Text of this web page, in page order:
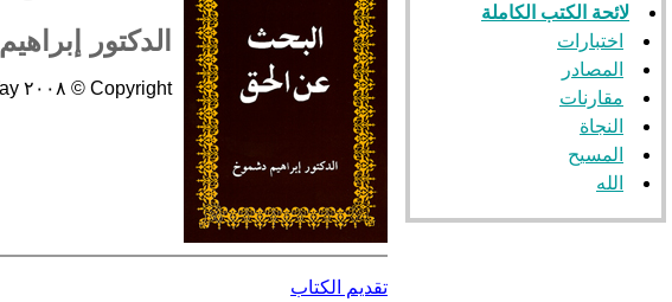
لائحة الكتب الكاملة
اختبارات
المصادر
مقارنات
النجاة
المسيح
الله
الدكتور إبراهيم
Copyright © ٢٠٠٨ All rights reserved Good Way
تقديم الكتاب